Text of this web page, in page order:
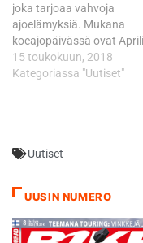
joka tarjoaa vahvoja
ajoelämyksiä. Mukana
koeajopäivässä ovat
BMW, Ducati, Harley-
Davidson, Honda,
Koeajotapahtumat tuovat
moottoripyörät töihin
näkyvästi. Vilkas
moottoripyöräliikenne
esimakua keskiviikkona
15 toukokuun, 2018
Kategoriassa "Uutiset"
Uutiset
UUSIN NUMERO